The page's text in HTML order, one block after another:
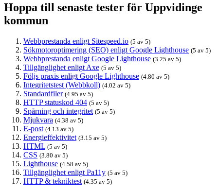
Hoppa till senaste tester för Uppvidinge
kommun
Webbprestanda enligt Sitespeed.io (5 av 5)
Sökmotoroptimering (SEO) enligt Google Lighthouse (5 av 5)
Webbprestanda enligt Google Lighthouse (3.25 av 5)
Tillgänglighet enligt Axe (5 av 5)
Följs praxis enligt Google Lighthouse (4.80 av 5)
Integritetstest (Webbkoll) (4.02 av 5)
Standardfiler (4.95 av 5)
HTTP statuskod 404 (5 av 5)
Spårning och integritet (5 av 5)
Mjukvara (4.38 av 5)
E-post (4.13 av 5)
Energieffektivitet (3.15 av 5)
HTML (5 av 5)
CSS (3.80 av 5)
Lighthouse (4.58 av 5)
Tillgänglighet enligt Pa11y (5 av 5)
HTTP & tekniktest (4.35 av 5)